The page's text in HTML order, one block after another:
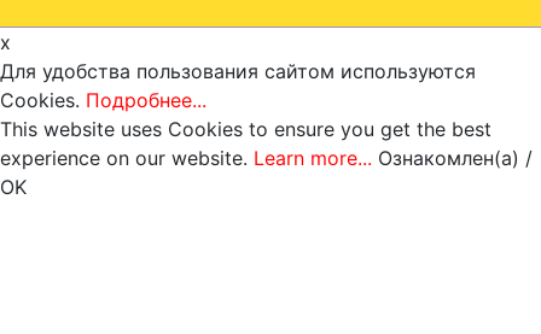
x
Для удобства пользования сайтом используются
Cookies. Подробнее...
This website uses Cookies to ensure you get the best
experience on our website. Learn more... Ознакомлен(а) /
OK